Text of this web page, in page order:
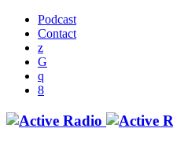
Podcast
Contact